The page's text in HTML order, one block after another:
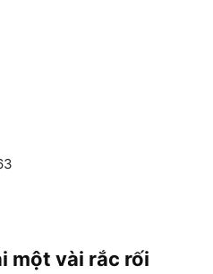
một vài rắc rối